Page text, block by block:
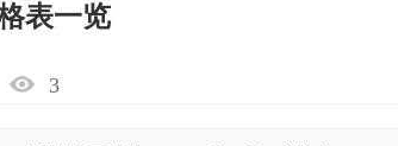
表一览
3